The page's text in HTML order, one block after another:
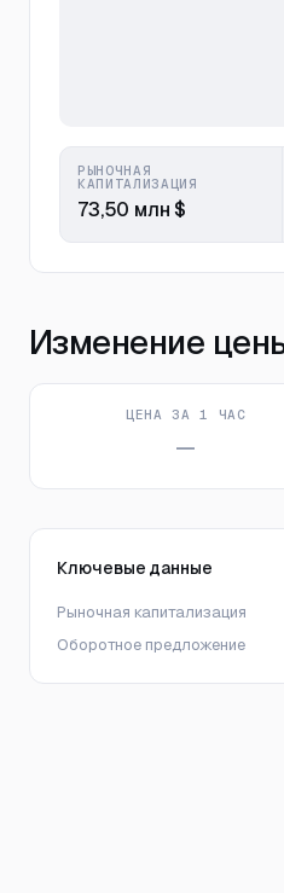
РЫНОЧНАЯ
КАПИТАЛИЗАЦИЯ
73,50 млн $
Изменение
ЦЕНА ЗА 1 ЧАС
—
Ключевые данные
Рыночная капитализация
Оборотное предложение